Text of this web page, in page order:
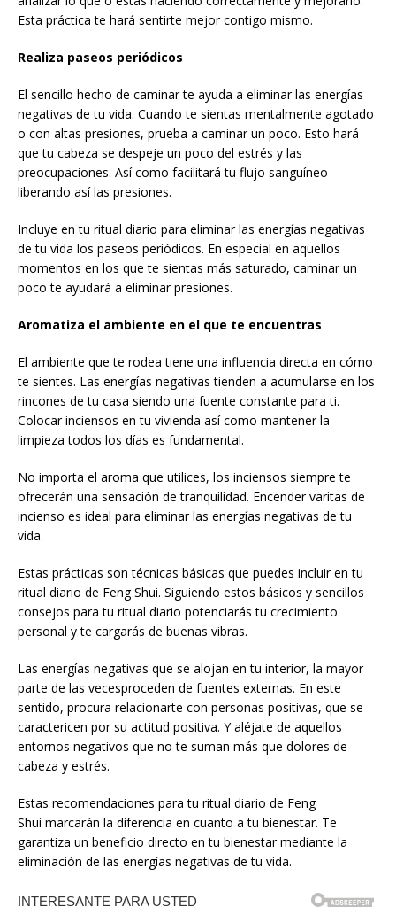
Esta práctica te hará sentirte mejor contigo mismo.
Realiza paseos periódicos
El sencillo hecho de caminar te ayuda a eliminar las energías
negativas de tu vida. Cuando te sientas mentalmente agotado
o con altas presiones, prueba a caminar un poco. Esto hará
que tu cabeza se despeje un poco del estrés y las
preocupaciones. Así como facilitará tu flujo sanguíneo
liberando así las presiones.
Incluye en tu ritual diario para eliminar las energías negativas
de tu vida los paseos periódicos. En especial en aquellos
momentos en los que te sientas más saturado, caminar un
poco te ayudará a eliminar presiones.
Aromatiza el ambiente en el que te encuentras
El ambiente que te rodea tiene una influencia directa en cómo
te sientes. Las energías negativas tienden a acumularse en los
rincones de tu casa siendo una fuente constante para ti.
Colocar inciensos en tu vivienda así como mantener la
limpieza todos los días es fundamental.
No importa el aroma que utilices, los inciensos siempre te
ofrecerán una sensación de tranquilidad. Encender varitas de
incienso es ideal para eliminar las energías negativas de tu
vida.
Estas prácticas son técnicas básicas que puedes incluir en tu
ritual diario de Feng Shui. Siguiendo estos básicos y sencillos
consejos para tu ritual diario potenciarás tu crecimiento
personal y te cargarás de buenas vibras.
Las energías negativas que se alojan en tu interior, la mayor
parte de las vecesproceden de fuentes externas. En este
sentido, procura relacionarte con personas positivas, que se
caractericen por su actitud positiva. Y aléjate de aquellos
entornos negativos que no te suman más que dolores de
cabeza y estrés.
Estas recomendaciones para tu ritual diario de Feng
Shui marcarán la diferencia en cuanto a tu bienestar. Te
garantiza un beneficio directo en tu bienestar mediante la
eliminación de las energías negativas de tu vida.